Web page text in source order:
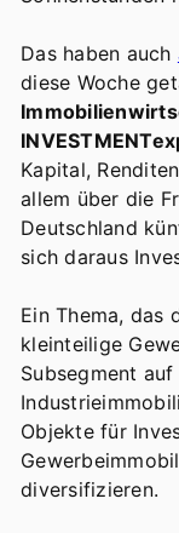
Das haben auch
diese Woche
Kapital,
allem über die
Deutschland
sich daraus
Ein Thema, das
kleinteilige
Subsegment
Objekte für
diversifizieren.